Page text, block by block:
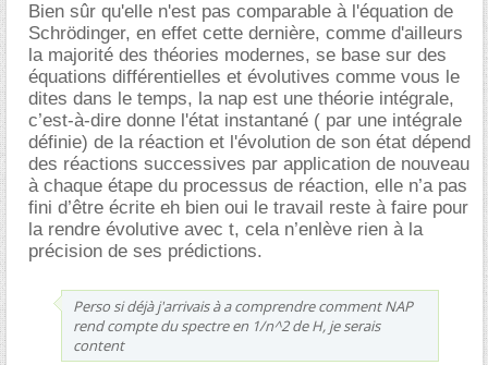
Bien sûr qu'elle n'est pas comparable à l'équation de
Schrödinger, en effet cette dernière, comme d'ailleurs
la majorité des théories modernes, se base sur des
équations différentielles et évolutives comme vous le
dites dans le temps, la nap est une théorie intégrale,
c’est-à-dire donne l'état instantané ( par une intégrale
définie) de la réaction et l'évolution de son état dépend
des réactions successives par application de nouveau
à chaque étape du processus de réaction, elle n’a pas
fini d’être écrite eh bien oui le travail reste à faire pour
la rendre évolutive avec t, cela n’enlève rien à la
précision de ses prédictions.
Perso si déjà j'arrivais à a comprendre comment NAP
rend compte du spectre en 1/n^2 de H, je serais
content